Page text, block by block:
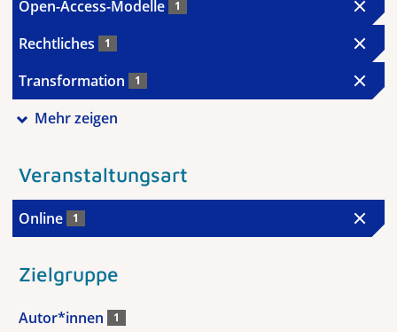
Open-Access-Modelle 1
Rechtliches 1
Transformation 1
Mehr zeigen
Veranstaltungsart
Online 1
Zielgruppe
Autor*innen 1